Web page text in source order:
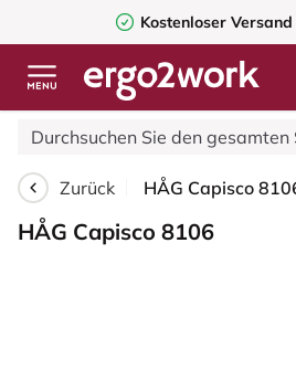
Kostenloser Versand
Zurück
HÅG Capisco 8106